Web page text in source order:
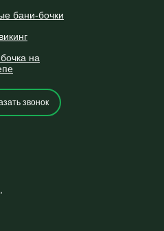
бани-бочки
на
звонок